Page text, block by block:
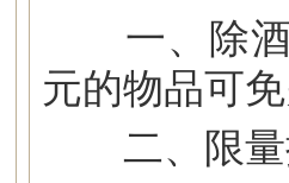
一、除酒
元的物品可
二、限量